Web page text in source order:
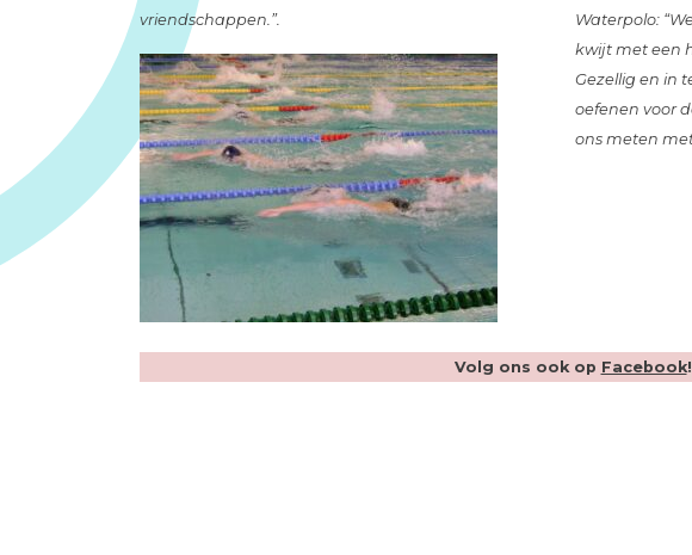
vriendschappen.”.
Waterpolo:
kwijt met een
Gezellig en in
oefenen voor
ons meten
Volg ons ook op Facebook!